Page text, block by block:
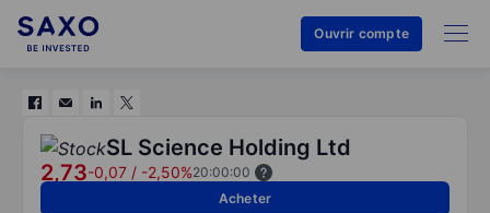
Ouvrir compte
SL Science Holding Ltd
2,73-0,07 / -2,50%20:00:00
Acheter